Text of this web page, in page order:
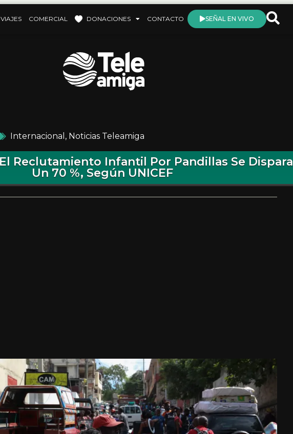
VIAJES COMERCIAL DONACIONES CONTACTO SEÑAL EN VIVO
Internacional , Noticias Teleamiga
Reclutamiento Infantil Por Pandillas Se Dispara
Un 70 %, Según UNICEF